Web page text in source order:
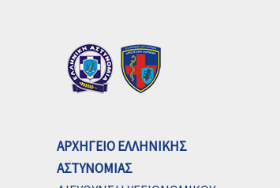
ΑΡΧΗΓΕΙΟ ΕΛΛΗΝΙΚΗΣ
ΑΣΤΥΝΟΜΙΑΣ